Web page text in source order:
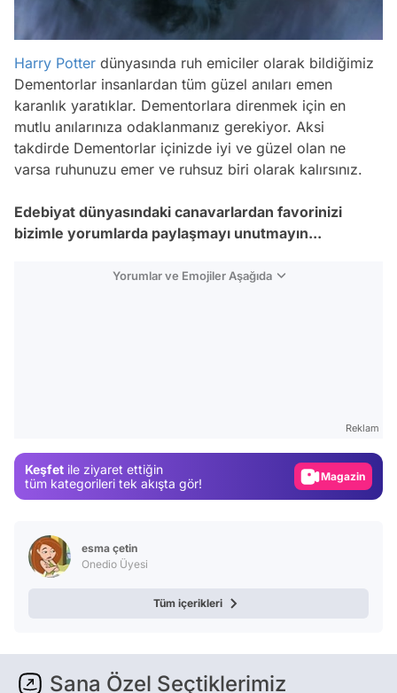
Harry Potter dünyasında ruh emiciler olarak bildiğimiz
Dementorlar insanlardan tüm güzel anıları emen
karanlık yaratıklar. Dementorlara direnmek için en
mutlu anılarınıza odaklanmanız gerekiyor. Aksi
takdirde Dementorlar içinizde iyi ve güzel olan ne
varsa ruhunuzu emer ve ruhsuz biri olarak kalırsınız.
Edebiyat dünyasındaki canavarlardan favorinizi
bizimle yorumlarda paylaşmayı unutmayın...
Yorumlar ve Emojiler Aşağıda
Reklam
Keşfet ile ziyaret ettiğin
tüm kategorileri tek akışta gör!
Video
esma çetin
Onedio Üyesi
Tüm içerikleri
Sana Özel Seçtiklerimiz